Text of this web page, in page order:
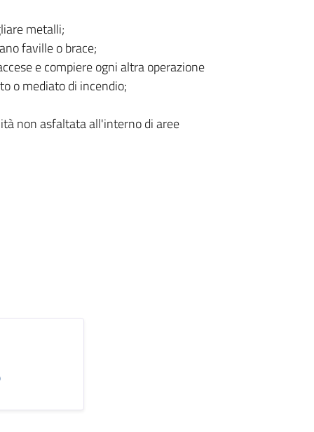
metalli;
faville o brace;
e compiere ogni altra operazione
o mediato di incendio;
non asfaltata all'interno di aree